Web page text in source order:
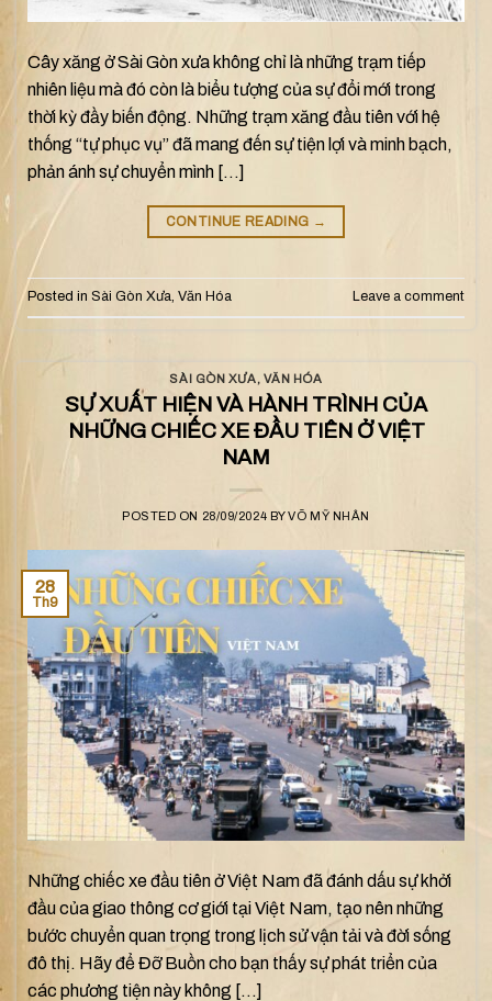
Cây xăng ở Sài Gòn xưa không chỉ là những trạm tiếp
nhiên liệu mà đó còn là biểu tượng của sự đổi mới trong
thời kỳ đầy biến động. Những trạm xăng đầu tiên với hệ
thống “tự phục vụ” đã mang đến sự tiện lợi và minh bạch,
phản ánh sự chuyển mình […]
CONTINUE READING →
Posted in Sài Gòn Xưa, Văn Hóa Leave a comment
SÀI GÒN XƯA, VĂN HÓA
SỰ XUẤT HIỆN VÀ HÀNH TRÌNH CỦA
NHỮNG CHIẾC XE ĐẦU TIÊN Ở VIỆT
NAM
POSTED ON 28/09/2024 BYVÕ MỸ NHÂN
28
Th9
Những chiếc xe đầu tiên ở Việt Nam đã đánh dấu sự khởi
đầu của giao thông cơ giới tại Việt Nam, tạo nên những
bước chuyển quan trọng trong lịch sử vận tải và đời sống
đô thị. Hãy để Đỡ Buồn cho bạn thấy sự phát triển của
các phương tiện này không […]